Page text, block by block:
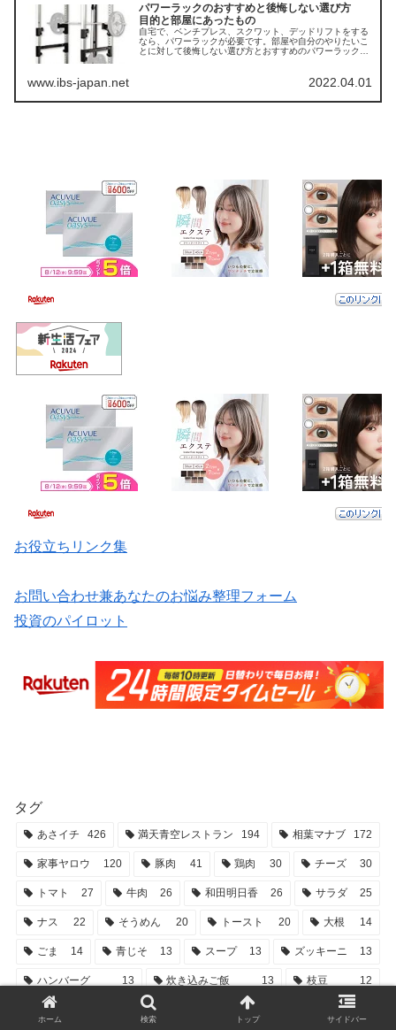
パワーラックのおすすめと後悔しない選び方
目的と部屋にあったもの
自宅で、ベンチプレス、スクワット、デッドリフトをする
なら、パワーラックが必要です。部屋や自分のやりたいこ
とに対して後悔しない選び方とおすすめのパワーラックの
www.ibs-japan.net 2022.04.01
お役立ちリンク集
お問い合わせ兼あなたのお悩み整理フォーム
投資のパイロット
タグ
あさイチ 426 満天青空レストラン 194 相葉マナブ 172
家事ヤロウ 120 豚肉 41 鶏肉 30 チーズ 30
トマト 27 牛肉 26 和田明日香 26 サラダ 25
ナス 22 そうめん 20 トースト 20 大根 14
ごま 14 青じそ 13 スープ 13 ズッキーニ 13
ハンバーグ 13 炊き込みご飯 13 枝豆 12
とうもろこし レタス パスタ オクラ
ホーム 検索 トップ サイドバー